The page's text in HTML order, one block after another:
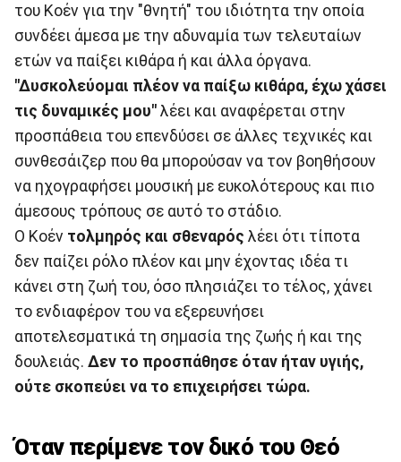
του Κοέν για την "θνητή" του ιδιότητα την οποία
συνδέει άμεσα με την αδυναμία των τελευταίων
ετών να παίξει κιθάρα ή και άλλα όργανα.
"Δυσκολεύομαι πλέον να παίξω κιθάρα, έχω χάσει
τις δυναμικές μου" λέει και αναφέρεται στην
προσπάθεια του επενδύσει σε άλλες τεχνικές και
συνθεσάιζερ που θα μπορούσαν να τον βοηθήσουν
να ηχογραφήσει μουσική με ευκολότερους και πιο
άμεσους τρόπους σε αυτό το στάδιο.
Ο Κοέν τολμηρός και σθεναρός λέει ότι τίποτα
δεν παίζει ρόλο πλέον και μην έχοντας ιδέα τι
κάνει στη ζωή του, όσο πλησιάζει το τέλος, χάνει
το ενδιαφέρον του να εξερευνήσει
αποτελεσματικά τη σημασία της ζωής ή και της
δουλειάς. Δεν το προσπάθησε όταν ήταν υγιής,
ούτε σκοπεύει να το επιχειρήσει τώρα.
Όταν περίμενε τον δικό του Θεό